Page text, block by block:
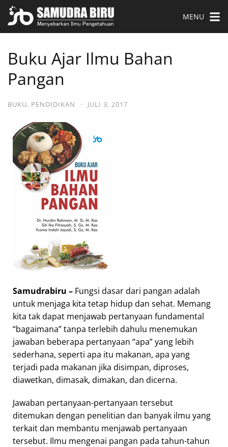
MENU
Buku Ajar Ilmu Bahan
Pangan
BUKU, PENDIDIKAN · JULI 3, 2017
Samudrabiru – Fungsi dasar dari pangan adalah
untuk menjaga kita tetap hidup dan sehat. Memang
kita tak dapat menjawab pertanyaan fundamental
“bagaimana” tanpa terlebih dahulu menemukan
jawaban beberapa pertanyaan “apa” yang lebih
sederhana, seperti apa itu makanan, apa yang
terjadi pada makanan jika disimpan, diproses,
diawetkan, dimasak, dimakan, dan dicerna.
Jawaban pertanyaan-pertanyaan tersebut
ditemukan dengan penelitian dan banyak ilmu yang
terkait dan membantu menjawab pertanyaan
tersebut. Ilmu mengenai pangan pada tahun-tahun